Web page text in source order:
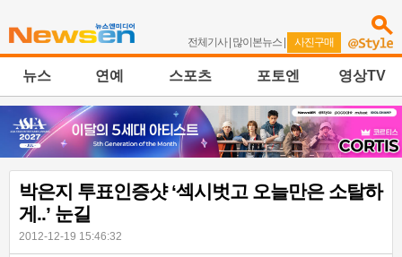
전체기사| 많이본뉴스 | 사진구매
뉴스 연예 스포츠 포토엔 영상TV
박은지 투표인증샷 ‘섹시벗고 오늘만은 소탈하
게..’ 눈길
2012-12-19 15:46:32